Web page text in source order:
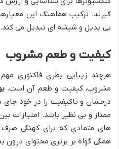
گیرند. ترکیب هماهنگ این
بی بدیل و شیشه ای تبدیل می کند.
کیفیت و طعم مشروب
هرچند زیبایی بطری فاکتوری
مشروب، کیفیت و طعم آن است.
درخشان و باکیفیت را در خود
ممتاز و بی نظیر باشد. امتیازات
های متمادی که برای کهنگی
همگی گواه بر برتری محتوای درون